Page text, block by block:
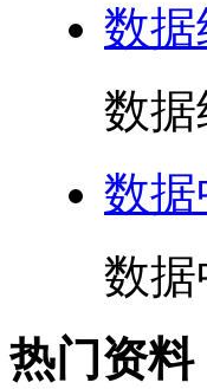
数据
数据
数据
数据
热门资料